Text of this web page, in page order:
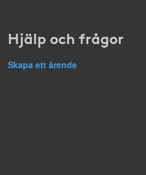
Hjälp och frågor
Skapa ett ärende